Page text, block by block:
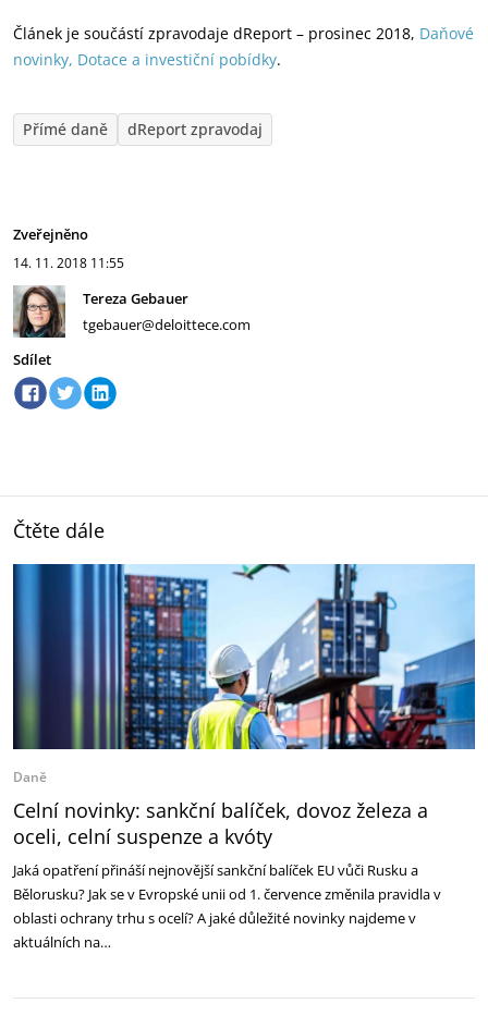
Článek je součástí zpravodaje dReport – prosinec 2018, Daňové
novinky, Dotace a investiční pobídky.
Přímé daně dReport zpravodaj
Zveřejněno
14. 11. 2018 11:55
Tereza Gebauer
tgebauer@deloittece.com
Sdílet
Čtěte dále
Daně
Celní novinky: sankční balíček, dovoz železa a
oceli, celní suspenze a kvóty
Jaká opatření přináší nejnovější sankční balíček EU vůči Rusku a
Bělorusku? Jak se v Evropské unii od 1. července změnila pravidla v
oblasti ochrany trhu s ocelí? A jaké důležité novinky najdeme v
aktuálních na…